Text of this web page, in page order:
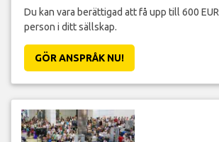
Du kan vara berättigad att få upp till 600
person i ditt sällskap.
GÖR ANSPRÅK NU!